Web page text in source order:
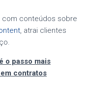
com conteúdos sobre
, atrai clientes
o passo mais
contratos